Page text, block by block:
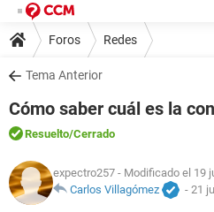
Foros Redes
Tema Anterior
Cómo saber cuál es la
Resuelto/Cerrado
expectro257 - Modificado el 19
Carlos Villagómez
- 21